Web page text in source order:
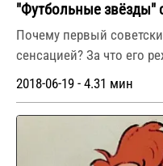
"Футбольные звёзды"
Почему первый
сенсацией? За что его
2018-06-19 - 4.31 мин